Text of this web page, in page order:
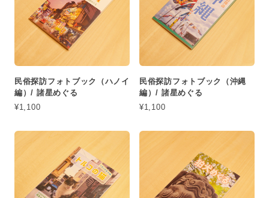
民俗探訪フォトブック（ハノイ
編）/ 諸星めぐる
¥1,100
民俗探訪フォトブック（沖縄
編）/ 諸星めぐる
¥1,100